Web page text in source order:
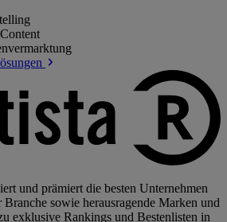
und prämiert die besten Unternehmen
sowie herausragende Marken und
exklusive Rankings und Bestenlisten in